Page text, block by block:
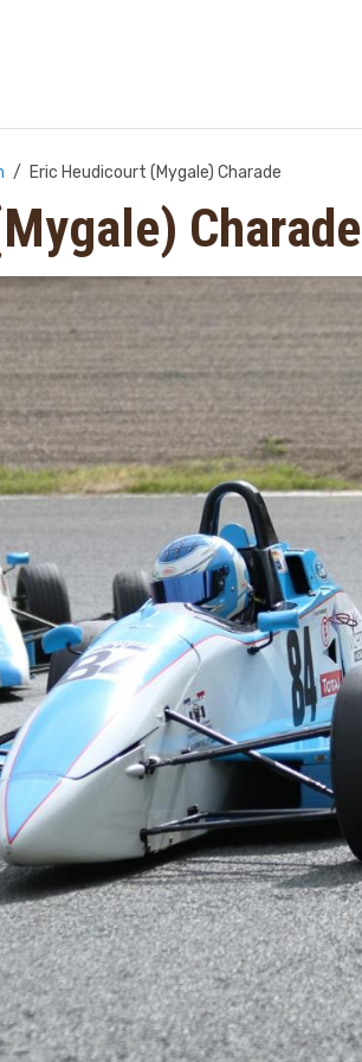
Eric Heudicourt (Mygale) Charade
Charade